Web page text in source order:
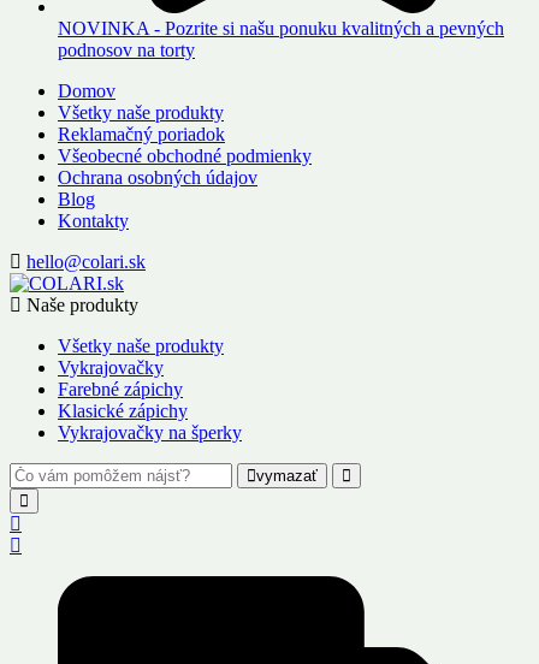
NOVINKA - Pozrite si našu ponuku kvalitných a pevných
podnosov na torty
Domov
Všetky naše produkty
Reklamačný poriadok
Všeobecné obchodné podmienky
Ochrana osobných údajov
Blog
Kontakty
hello@colari.sk
Naše produkty
Všetky naše produkty
Vykrajovačky
Farebné zápichy
Klasické zápichy
Vykrajovačky na šperky
vymazať